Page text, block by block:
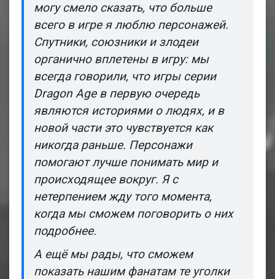
могу смело сказать, что больше
всего в игре я люблю персонажей.
Спутники, союзники и злодеи
органично вплетены в игру: мы
всегда говорили, что игры серии
Dragon Ageв первую очередь
являются историями олюдях, и в
новой части это чувствуется как
никогда раньше. Персонажи
помогают лучше понимать мир и
происходящее вокруг. Я с
нетерпением жду того момента,
когда мы сможем поговорить о них
подробнее.
А ещё мы рады, что сможем
показать нашим фанатам те уголки